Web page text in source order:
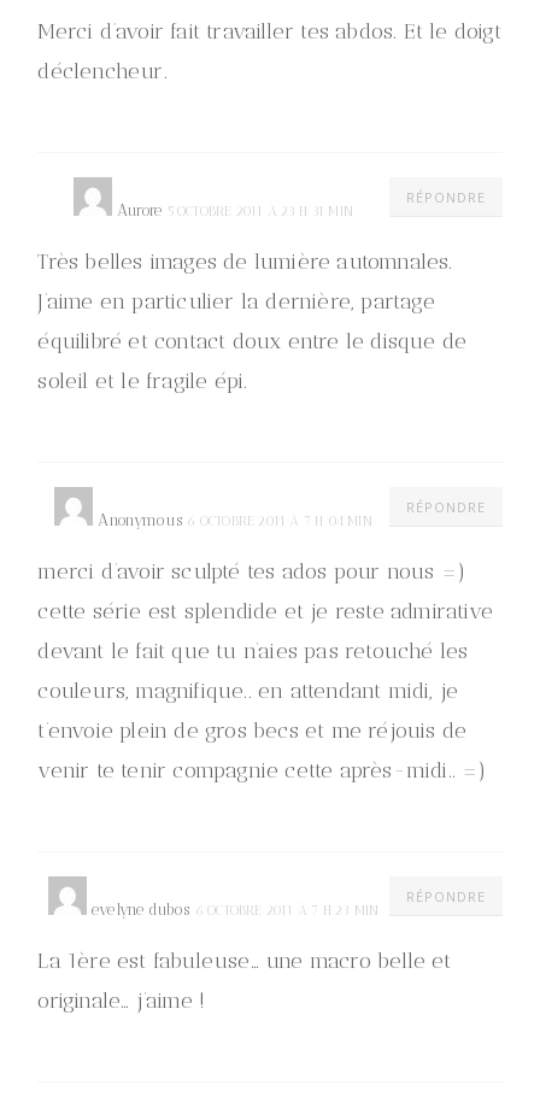
Merci d’avoir fait travailler tes abdos. Et le doigt
déclencheur.
RÉPONDRE
Aurore 5 OCTOBRE 2011 À 23 H 31 MIN
Très belles images de lumière automnales.
J’aime en particulier la dernière, partage
équilibré et contact doux entre le disque de
soleil et le fragile épi.
RÉPONDRE
Anonymous 6 OCTOBRE 2011 À 7 H 04 MIN
merci d’avoir sculpté tes ados pour nous =)
cette série est splendide et je reste admirative
devant le fait que tu n’aies pas retouché les
couleurs, magnifique.. en attendant midi, je
t’envoie plein de gros becs et me réjouis de
venir te tenir compagnie cette après-midi.. =)
RÉPONDRE
evelyne dubos 6 OCTOBRE 2011 À 7 H 23 MIN
La 1ère est fabuleuse… une macro belle et
originale… j’aime !